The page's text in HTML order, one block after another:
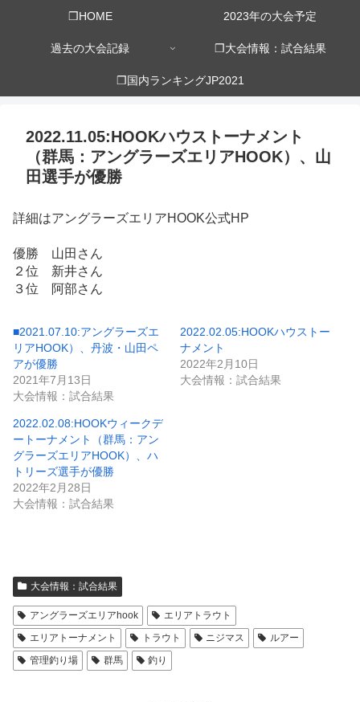
❒HOME 2023年の大会予定
過去の大会記録 ❒大会情報：試合結果
❒国内ランキングJP2021
2022.11.05:HOOKハウストーナメント
（群馬：アングラーズエリアHOOK）、山
田選手が優勝
詳細はアングラーズエリアHOOK公式HP
優勝 山田さん
２位 新井さん
３位 阿部さん
■2021.07.10:アングラーズエ
リアHOOK）、丹波・山田ペ
アが優勝
2021年7月13日
大会情報：試合結果
2022.02.05:HOOKハウストー
ナメント
2022年2月10日
大会情報：試合結果
2022.02.08:HOOKウィークデ
ートーナメント（群馬：アン
グラーズエリアHOOK）、ハ
トリーズ選手が優勝
2022年2月28日
大会情報：試合結果
大会情報：試合結果
アングラーズエリアhook
エリアトラウト
エリアトーナメント
トラウト ニジマス
ルアー
管理釣り場
群馬 釣り